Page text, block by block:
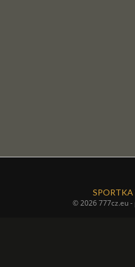
SPORTKA
© 2026 777cz.eu